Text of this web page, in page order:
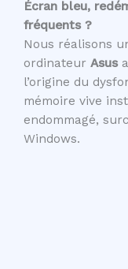
Écran bleu,
fréquents ?
Nous réalisons
ordinateur Asus
l’origine du
mémoire vive
endommagé,
Windows.